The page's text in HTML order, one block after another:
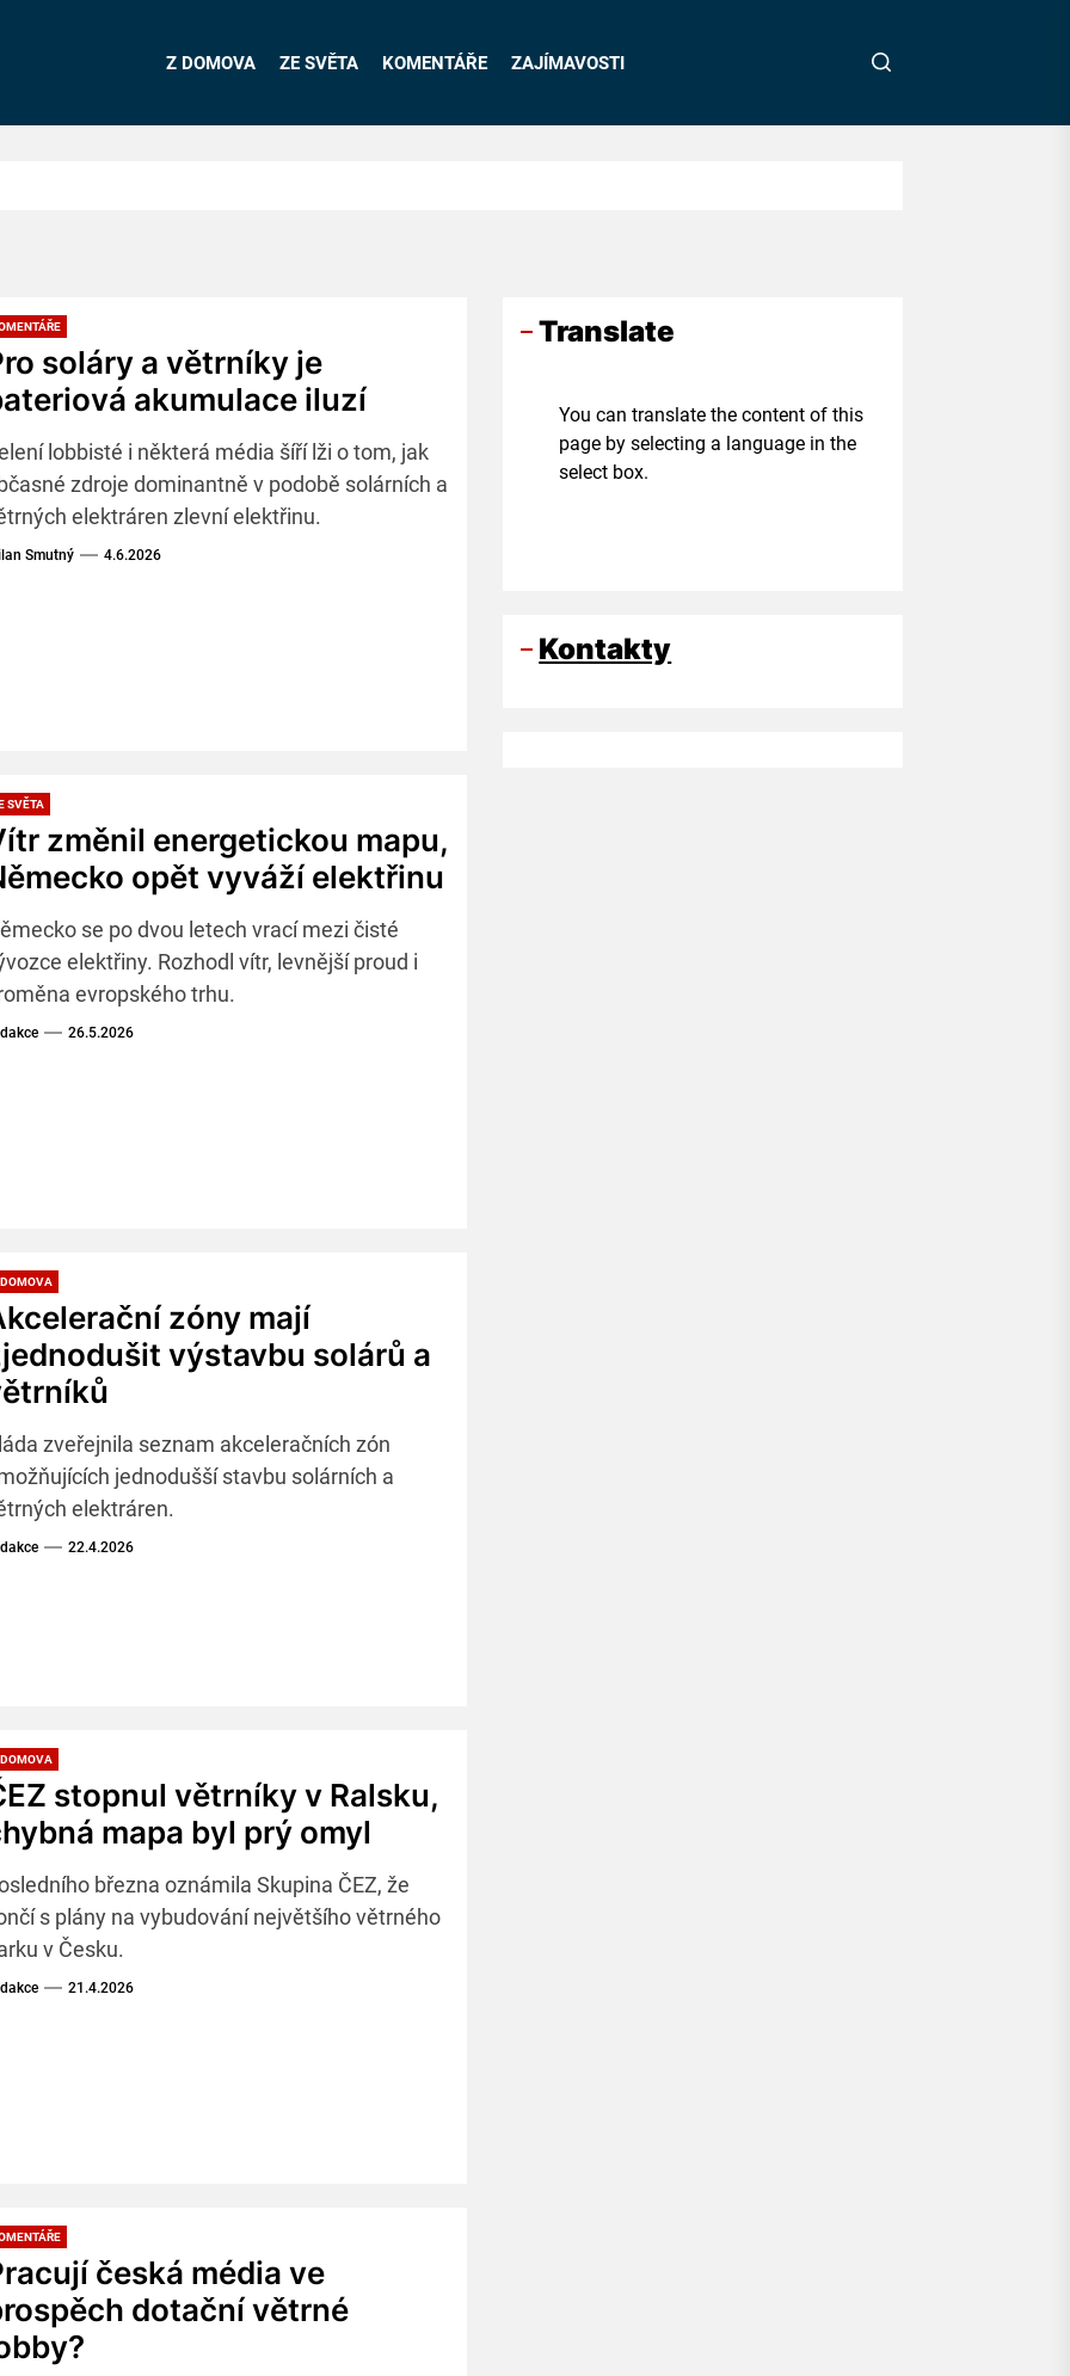
Z DOMOVA ZE SVĚTA KOMENTÁŘE ZAJÍMAVOSTI
soláry a větrníky je
akumulace iluzí
lobbisté i některá média šíří lži o tom, jak
zdroje dominantně v podobě solárních a
elektráren zlevní elektřinu.
Smutný 4.6.2026
SVĚTA
změnil energetickou mapu,
opět vyváží elektřinu
se po dvou letech vrací mezi čisté
elektřiny. Rozhodl vítr, levnější proud i
evropského trhu.
26.5.2026
zóny mají
výstavbu solárů a
zveřejnila seznam akceleračních zón
jednodušší stavbu solárních a
elektráren.
22.4.2026
stopnul větrníky v Ralsku,
mapa byl prý omyl
března oznámila Skupina ČEZ, že
s plány na vybudování největšího větrného
v Česku.
21.4.2026
česká média ve
dotační větrné
Translate
You can translate the content of this
page by selecting a language in the
select box.
Kontakty